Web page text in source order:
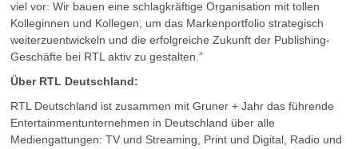
viel vor: Wir bauen eine schlagkräftige Organisation mit tollen
Kolleginnen und Kollegen, um das Markenportfolio strategisch
weiterzuentwickeln und die erfolgreiche Zukunft der Publishing-
Geschäfte bei RTL aktiv zu gestalten.”
Über RTL Deutschland:
RTL Deutschland ist zusammen mit Gruner + Jahr das führende
Entertainmentunternehmen in Deutschland über alle
Mediengattungen: TV und Streaming, Print und Digital, Radio und